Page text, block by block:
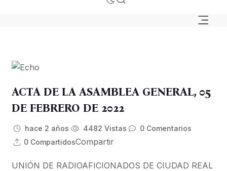
ACTA DE LA ASAMBLEA GENERAL, 05
DE FEBRERO DE 2022
hace 2 años 4482 Vistas
0 Comentarios
0 CompartidosCompartir
UNIÓN DE RADIOAFICIONADOS DE CIUDAD REAL